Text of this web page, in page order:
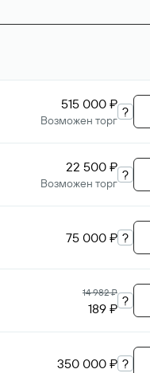
515 000 ₽
Возможен торг
?
22 500 ₽
Возможен торг
?
75 000 ₽ ?
14 982 ₽
189 ₽ ?
350 000 ₽ ?